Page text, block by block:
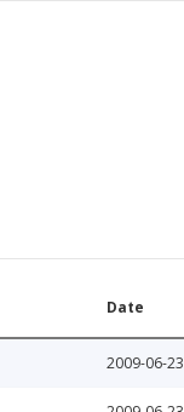
Date
2009-06-23